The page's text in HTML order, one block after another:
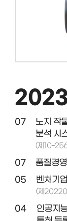
07
노지 작
분석 시
(제10-
07
품질경
05
벤처기
(제
04
인공지